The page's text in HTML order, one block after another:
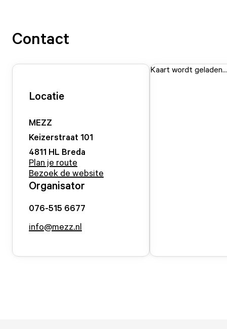
Contact
Locatie
MEZZ
Keizerstraat 101
4811 HL Breda
Plan je route
Bezoek de website
Organisator
076-515 6677
info@mezz.nl
Kaart wordt geladen...